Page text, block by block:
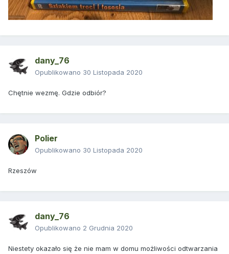
dany_76
Opublikowano 30 Listopada 2020
Chętnie wezmę. Gdzie odbiór?
Polier
Opublikowano 30 Listopada 2020
Rzeszów
dany_76
Opublikowano 2 Grudnia 2020
Niestety okazało się że nie mam w domu możliwości odtwarzania